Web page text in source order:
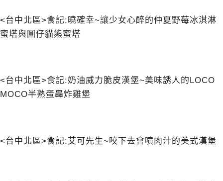
<台中北區>食記:曉確幸~讓少女心醉的仲夏野莓冰淇淋
蜜塔與圓仔貓熊蜜塔
<台中北區>食記:奶油威力脆皮漢堡~美味誘人的LOCO
MOCO半熟蛋轟炸雞堡
<台中北區>食記:艾可先生~咬下去會噴肉汁的美式漢堡